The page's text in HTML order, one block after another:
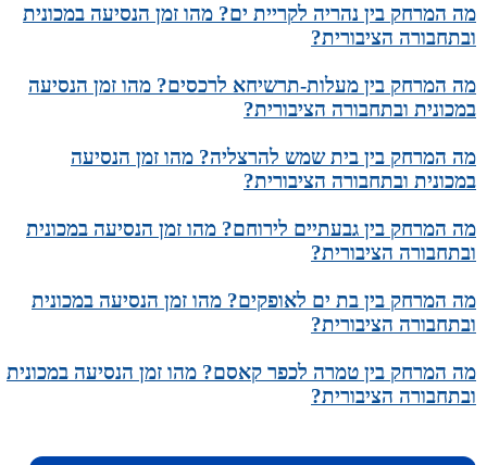
מה המרחק בין נהריה לקריית ים? מהו זמן הנסיעה במכונית
ובתחבורה הציבורית?
מה המרחק בין מעלות-תרשיחא לרכסים? מהו זמן הנסיעה
במכונית ובתחבורה הציבורית?
מה המרחק בין בית שמש להרצליה? מהו זמן הנסיעה
במכונית ובתחבורה הציבורית?
מה המרחק בין גבעתיים לירוחם? מהו זמן הנסיעה במכונית
ובתחבורה הציבורית?
מה המרחק בין בת ים לאופקים? מהו זמן הנסיעה במכונית
ובתחבורה הציבורית?
מה המרחק בין טמרה לכפר קאסם? מהו זמן הנסיעה במכונית
ובתחבורה הציבורית?